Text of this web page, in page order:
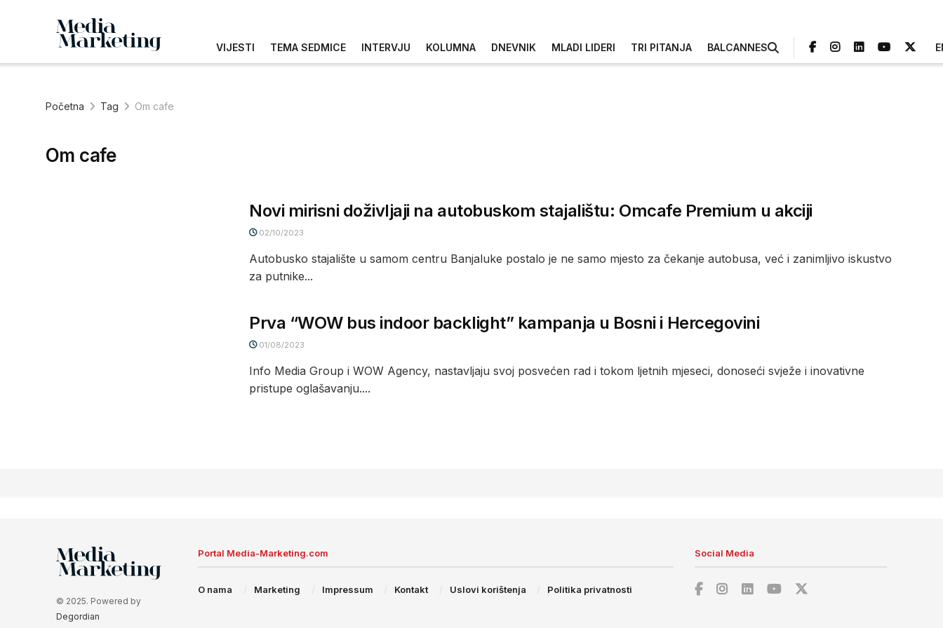
VIJESTI TEMA SEDMICE INTERVJU KOLUMNA DNEVNIK MLADI LIDERI TRI PITANJA BALCANNES
Početna Tag Om cafe
Om cafe
Novi mirisni doživljaji na autobuskom stajalištu: Omcafe Premium u akciji
02/10/2023
Autobusko stajalište u samom centru Banjaluke postalo je ne samo mjesto za čekanje autobusa, već i zanimljivo iskustvo
za putnike...
Prva “WOW bus indoor backlight” kampanja u Bosni i Hercegovini
01/08/2023
Info Media Group i WOW Agency, nastavljaju svoj posvećen rad i tokom ljetnih mjeseci, donoseći svježe i inovativne
pristupe oglašavanju....
© 2025. Powered by
Degordian
Portal Media-Marketing.com
O nama Marketing Impressum Kontakt Uslovi korištenja Politika privatnosti
Social Media